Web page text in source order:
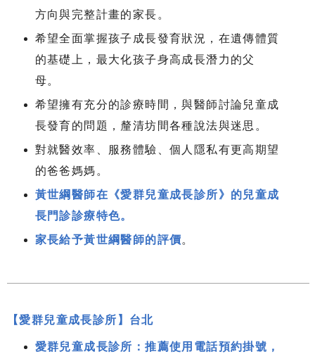
方向與完整計畫的家長。
希望全面掌握孩子成長發育狀況，在遺傳體質
的基礎上，最大化孩子身高成長潛力的父
母。
希望擁有充分的診療時間，與醫師討論兒童成
長發育的問題，釐清坊間各種說法與迷思。
對就醫效率、服務體驗、個人隱私有更高期望
的爸爸媽媽。
黃世綱醫師在《愛群兒童成長診所》的兒童成
長門診診療特色。
家長給予黃世綱醫師的評價。
【愛群兒童成長診所】台北
愛群兒童成長診所：推薦使用電話預約掛號，